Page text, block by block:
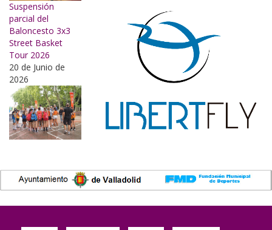
Suspensión
parcial del
Baloncesto 3x3
Street Basket
Tour 2026
20 de Junio de
2026